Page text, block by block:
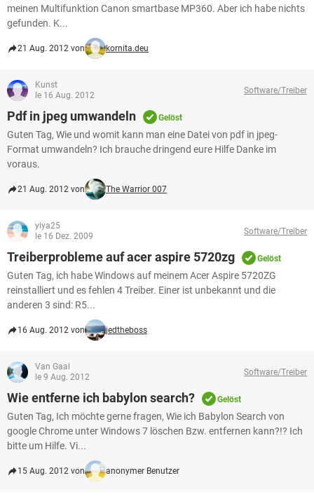
meinen Multifunktion Canon smartbase MP360. Aber ich habe nichts
gefunden. K...
21 Aug. 2012 von kornita.deu
Kunst
le 16 Aug. 2012
Software/Treiber
Pdf in jpeg umwandeln Gelöst
Guten Tag, Wie und womit kann man eine Datei von pdf in jpeg-
Format umwandeln? Ich brauche dringend eure Hilfe Danke im
voraus.
21 Aug. 2012 von The Warrior 007
yiya25
le 16 Dez. 2009
Software/Treiber
Treiberprobleme auf acer aspire 5720zg Gelöst
Guten Tag, ich habe Windows auf meinem Acer Aspire 5720ZG
reinstalliert und es fehlen 4 Treiber. Einer ist unbekannt und die
anderen 3 sind: R5...
16 Aug. 2012 von jedtheboss
Van Gaal
le 9 Aug. 2012
Software/Treiber
Wie entferne ich babylon search? Gelöst
Guten Tag, Ich möchte gerne fragen, Wie ich Babylon Search von
google Chrome unter Windows 7 löschen Bzw. entfernen kann?!? Ich
bitte um Hilfe. Vi...
15 Aug. 2012 von anonymer Benutzer